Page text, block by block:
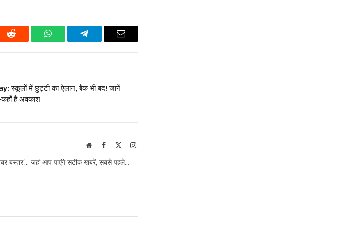
Reddit WhatsAppTelegram Email
स्कूलों में छुट्टी का ऐलान, बैंक भी बंद! जानें
है अवकाश
WebsiteFacebook Instagram
बस्तर‘... जहां आप पाएंगे सटीक खबरें, सबसे पहले...